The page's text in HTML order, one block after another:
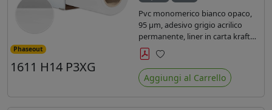
Phaseout
1611 H14 P3XG
Pvc monomerico bianco opaco,
95 µm, adesivo grigio acrilico
permanente, liner in carta kraft
siliconata 135gr/mq. Durata 3
anni, certificato FR B1, conforme
al REACH, stampa con ink
solvente, ecosolvente, uv e latex (
Preferiti
Aggiungi al Carrello